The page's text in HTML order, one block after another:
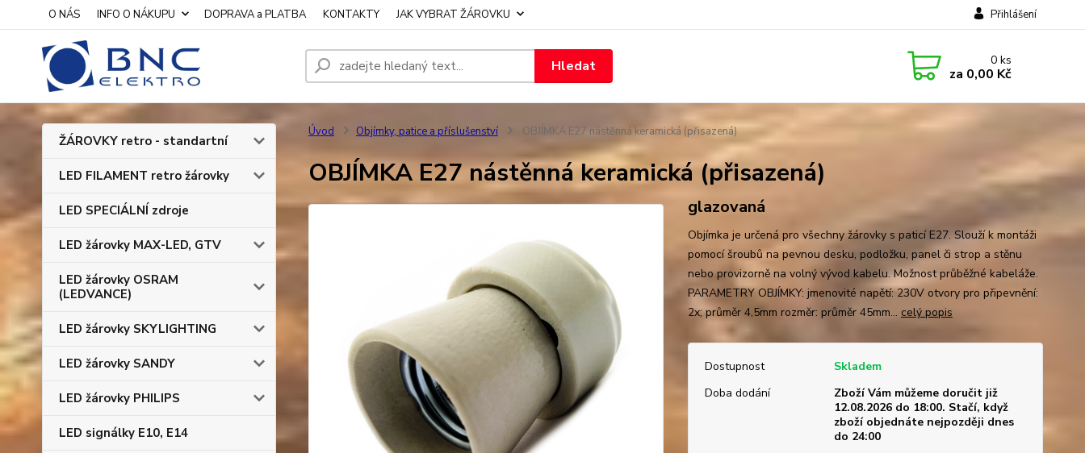
O NÁS INFO O NÁKUPU DOPRAVA a PLATBA KONTAKTY JAK VYBRAT ŽÁROVKU Přihlášení
Hledat 0ks
za 0,00 Kč
ŽÁROVKY retro - standartní
LED FILAMENT retro žárovky
LED SPECIÁLNÍ zdroje
LED žárovky MAX-LED, GTV
LED žárovky OSRAM
(LEDVANCE)
LED žárovky SKYLIGHTING
LED žárovky SANDY
LED žárovky PHILIPS
LED signálky E10, E14
Úvod Objímky, patice a příslušenství OBJÍMKA E27 nástěnná keramická (přisazená)
OBJÍMKA E27 nástěnná keramická (přisazená)
glazovaná
Objímka je určená pro všechny žárovky s paticí E27. Slouží k montáži
pomocí šroubů na pevnou desku, podložku, panel či strop a stěnu
nebo provizorně na volný vývod kabelu. Možnost průběžné kabeláže.
PARAMETRY OBJÍMKY: jmenovité napětí: 230V otvory pro připevnění:
2x; průměr 4,5mm rozměr: průměr 45mm... celý popis
Dostupnost
Skladem
Doba dodání
Zboží Vám můžeme doručit již
12.08.2026 do 18:00. Stačí, když
zboží objednáte nejpozději dnes
do 24:00